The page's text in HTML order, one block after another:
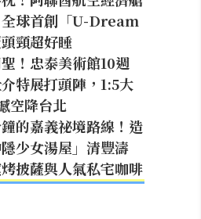
全球首創「U-Dream
頸超好睡
！忠泰美術館10週
特展打頭陣，1:5大
空降台北
的嘉義祕境路線！造
少女湯屋」清豐濤
披薩與人氣私宅咖啡